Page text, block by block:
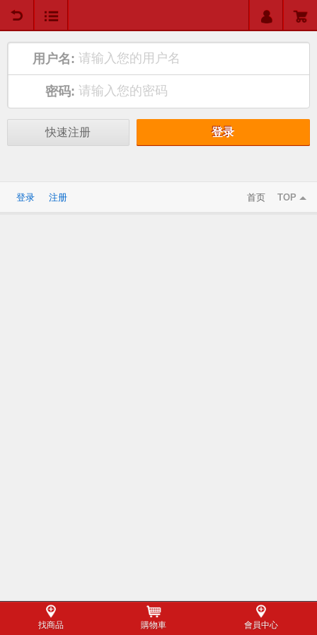
用户名:
密码:
快速注册 登录
登录 注册 首页 TOP
找商品 購物車 會員中心